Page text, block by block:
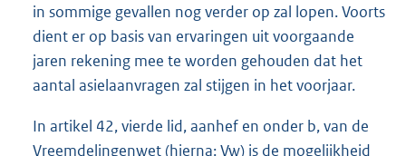
in sommige gevallen nog verder op zal lopen. Voorts
dient er op basis van ervaringen uit voorgaande
jaren rekening mee te worden gehouden dat het
aantal asielaanvragen zal stijgen in het voorjaar.
In artikel 42, vierde lid, aanhef en onder b, van de
Vreemdelingenwet (hierna: Vw) is de mogelijkheid